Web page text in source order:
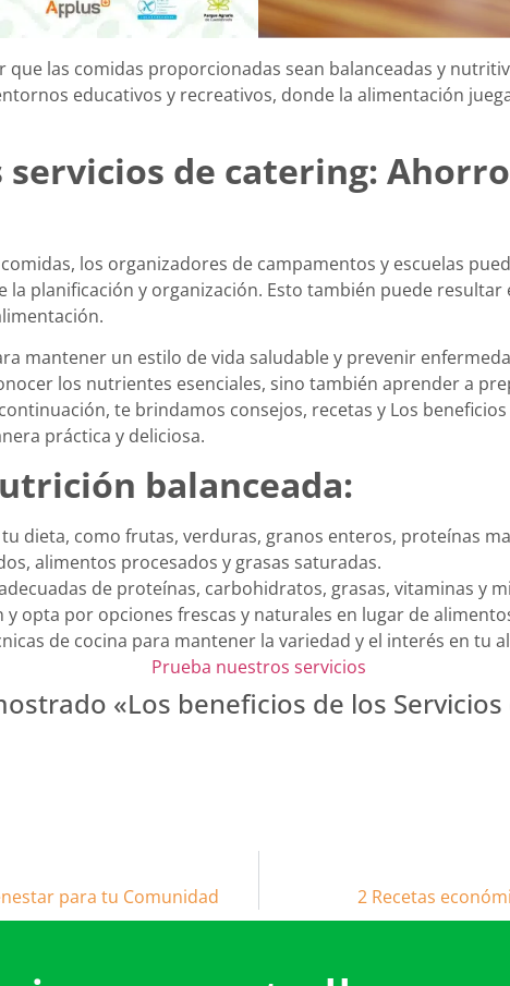
que las comidas proporcionadas sean balanceadas y
educativos y recreativos, donde la alimentación
servicios de catering:
los organizadores de campamentos y escuelas
planificación y organización. Esto también puede
mantener un estilo de vida saludable y prevenir
los nutrientes esenciales, sino también aprender a
te brindamos consejos, recetas y Los
práctica y deliciosa.
balanceada:
dieta, como frutas, verduras, granos enteros, proteínas
alimentos procesados y grasas saturadas.
de proteínas, carbohidratos, grasas, vitaminas y
opta por opciones frescas y naturales en lugar de
de cocina para mantener la variedad y el interés en tu
Prueba nuestros servicios
«Los beneficios de los
para tu Comunidad 2 Recetas